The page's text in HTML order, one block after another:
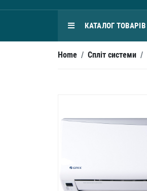
КАТАЛОГ ТОВАРІВ
Home / Спліт системи /